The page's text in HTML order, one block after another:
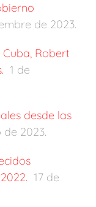
de 2023.
Robert
1 de
desde las
2023.
17 de